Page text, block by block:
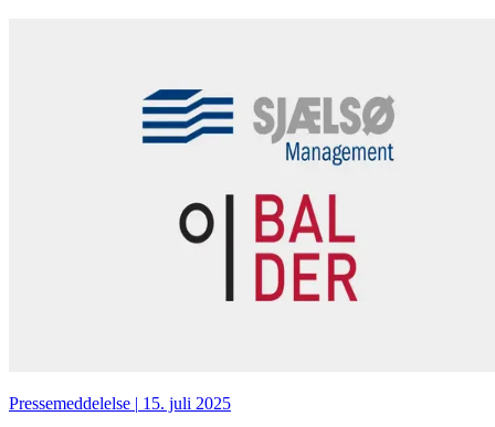
Pressemeddelelse | 15. juli 2025